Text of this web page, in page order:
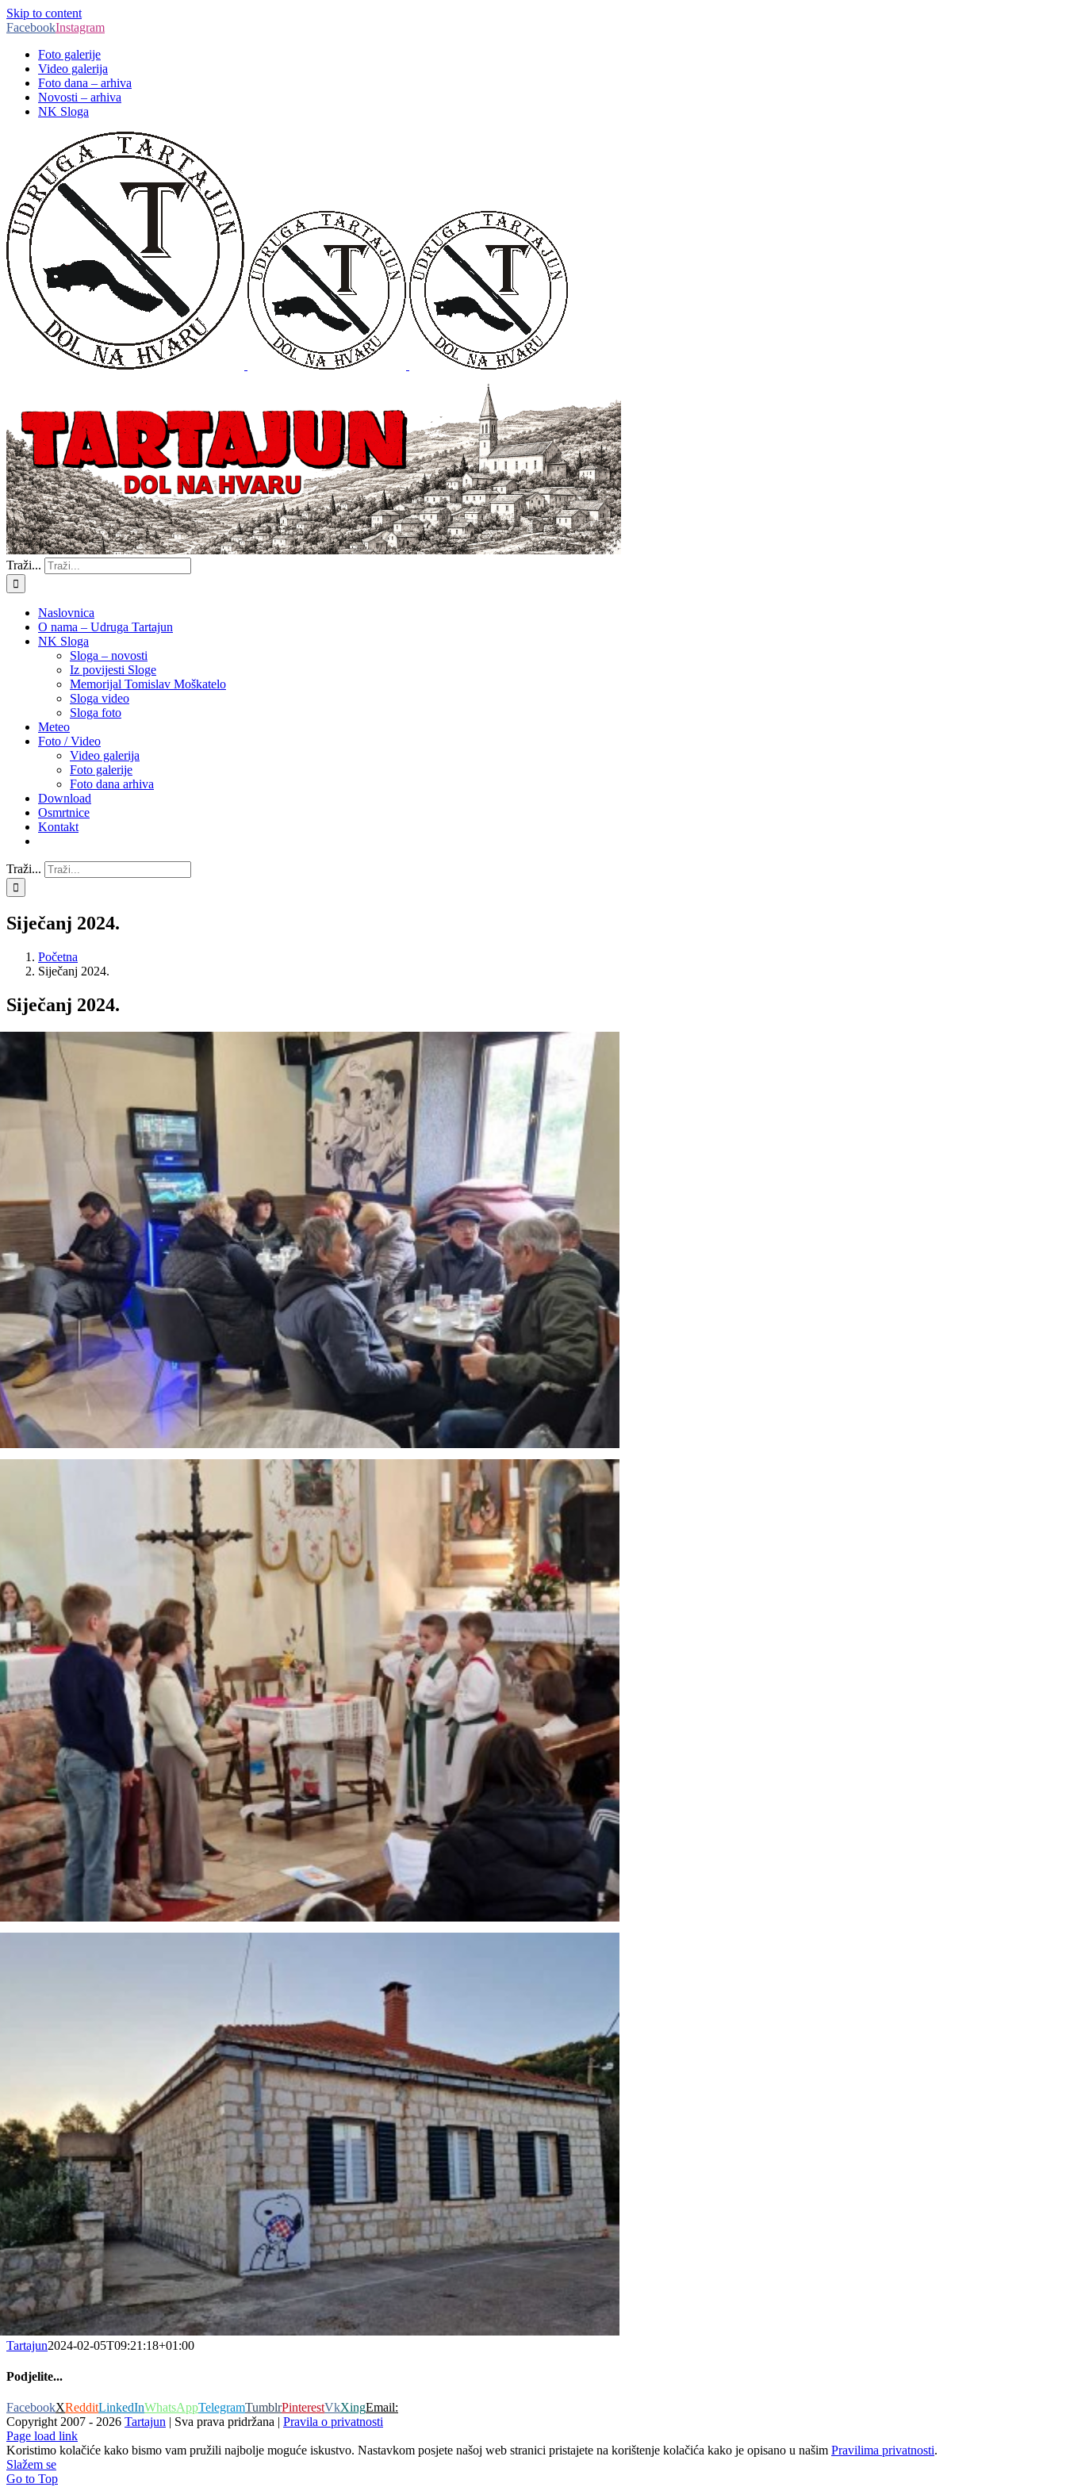
Skip to content
FacebookInstagram
Foto galerije
Video galerija
Foto dana – arhiva
Novosti – arhiva
NK Sloga
Traži...
Naslovnica
O nama – Udruga Tartajun
NK Sloga
Sloga – novosti
Iz povijesti Sloge
Memorijal Tomislav Moškatelo
Sloga video
Sloga foto
Meteo
Foto / Video
Video galerija
Foto galerije
Foto dana arhiva
Download
Osmrtnice
Kontakt
Traži...
Siječanj 2024.
Početna
Siječanj 2024.
Siječanj 2024.
Tartajun2024-02-05T09:21:18+01:00
Podjelite...
FacebookXRedditLinkedInWhatsAppTelegramTumblrPinterestVkXingEmail:
Copyright 2007 - 2026 Tartajun | Sva prava pridržana | Pravila o privatnosti
Page load link
Koristimo kolačiće kako bismo vam pružili najbolje moguće iskustvo. Nastavkom posjete našoj web stranici pristajete na korištenje kolačića kako je opisano u našim Pravilima privatnosti.
Slažem se
Go to Top